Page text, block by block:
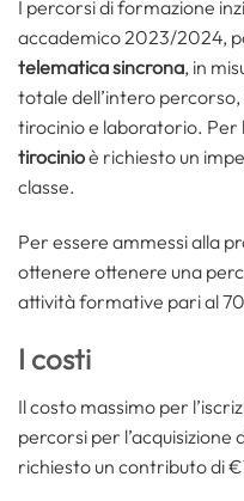
I percorsi di formazione
accademico 2023/2024,
telematica sincrona, in
totale dell’intero
tirocinio e laboratorio. Per
tirocinioè richiesto un
classe.
Per essere ammessi alla
ottenere ottenere una
attività formative pari al
I costi
Il costo massimo per
percorsi per l’acquisizione
richiesto un contributo di